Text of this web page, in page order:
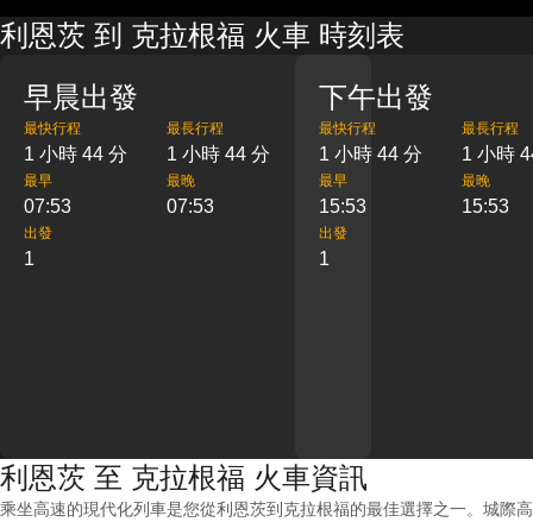
利恩茨 到 克拉根福 火車 時刻表
早晨出發
最快行程
1 小時 44 分
最長行程
1 小時 44 分
最早
07:53
最晚
07:53
出發
1
下午出發
最快行程
1 小時 44 分
最長行程
1 小時
最早
15:53
最晚
15:53
出發
1
利恩茨 至 克拉根福 火車資訊
乘坐高速的現代化列車是您從利恩茨到克拉根福的最佳選擇之一。城際高